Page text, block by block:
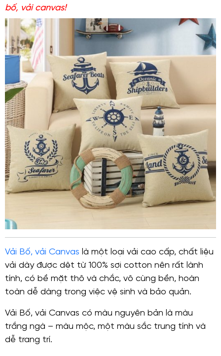
bố, vải canvas!
Vải Bố, vải Canvas là một loại vải cao cấp, chất liệu
vải dày được dệt từ 100% sợi cotton nên rất lành
tính, có bề mặt thô và chắc, vô cùng bền, hoàn
toàn dễ dàng trong việc vệ sinh và bảo quản.
Vải Bố, vải Canvas có màu nguyên bản là màu
trắng ngà – màu mộc, một màu sắc trung tính và
dễ trang trí.